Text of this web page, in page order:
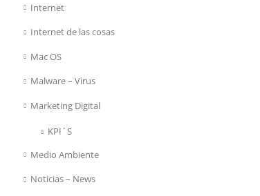
Internet
Internet de las cosas
Mac OS
Malware – Virus
Marketing Digital
KPI´S
Medio Ambiente
Noticias – News